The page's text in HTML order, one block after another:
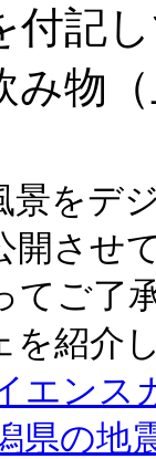
付記
み物
景をデ
開させ
てご了
を紹介
エンス
県の地